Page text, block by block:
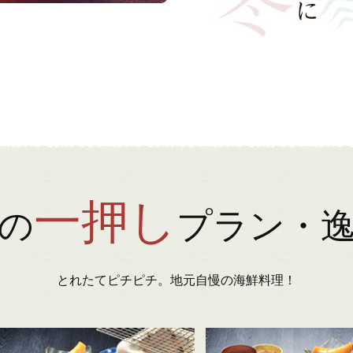
一押し プラン・
とれたてピチピチ。地元自慢の海鮮料理！